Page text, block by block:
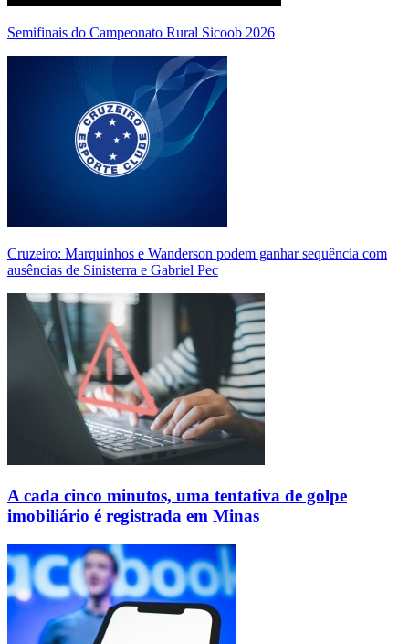
Semifinais do Campeonato Rural Sicoob 2026
Cruzeiro: Marquinhos e Wanderson podem ganhar sequência com
ausências de Sinisterra e Gabriel Pec
A cada cinco minutos, uma tentativa de golpe
imobiliário é registrada em Minas